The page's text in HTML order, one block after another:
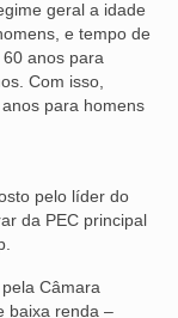
geral a idade
e tempo de
anos para
Com isso,
para homens
pelo líder do
da PEC principal
Câmara
baixa renda –